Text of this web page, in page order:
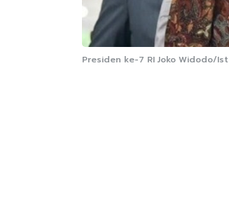
Presiden ke-7 RI Joko Widodo/Ist